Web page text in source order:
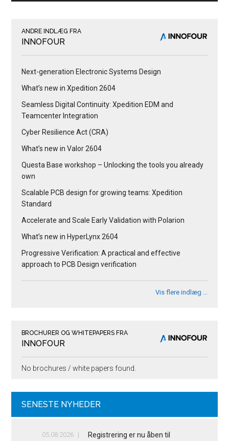
ANDRE INDLÆG FRA
INNOFOUR
Next-generation Electronic Systems Design
What’s new in Xpedition 2604
Seamless Digital Continuity: Xpedition EDM and
Teamcenter Integration
Cyber Resilience Act (CRA)
What’s new in Valor 2604
Questa Base workshop – Unlocking the tools you already
own
Scalable PCB design for growing teams: Xpedition
Standard
Accelerate and Scale Early Validation with Polarion
What’s new in HyperLynx 2604
Progressive Verification: A practical and effective
approach to PCB Design verification
Vis flere indlæg …
BROCHURER OG WHITEPAPERS FRA
INNOFOUR
No brochures / white papers found.
SENESTE NYHEDER
05.08.2026
Registrering er nu åben til